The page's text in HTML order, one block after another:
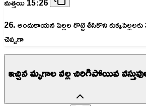
26. అందుకాయన పిల్లల రొట్టె తీసికొని
చెప్పగా
ఇచ్చిన మృగాల వల్ల చిరిగిపోయిన